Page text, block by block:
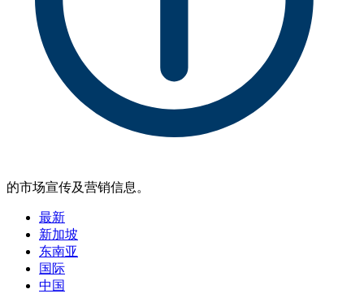
的市场宣传及营销信息。
最新
新加坡
东南亚
国际
中国